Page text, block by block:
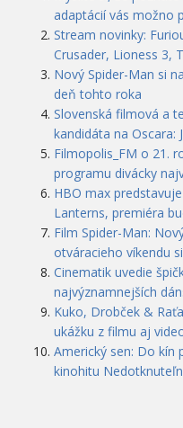
adaptácií vás možno
Stream novinky:
Crusader, Lioness 3,
Nový Spider-Man si
deň tohto roka
Slovenská filmová a
kandidáta na Oscara:
Filmopolis_FM o 21.
programu divácky
HBO max
Lanterns, premiéra
Film Spider-Man:
otváracieho víkendu
Cinematik uvedie
najvýznamnejších
Kuko, Drobček &
ukážku z filmu aj
Americký sen: Do kín
kinohitu